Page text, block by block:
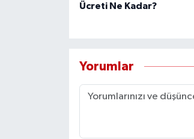
Ücreti Ne Kadar?
Yorumlar